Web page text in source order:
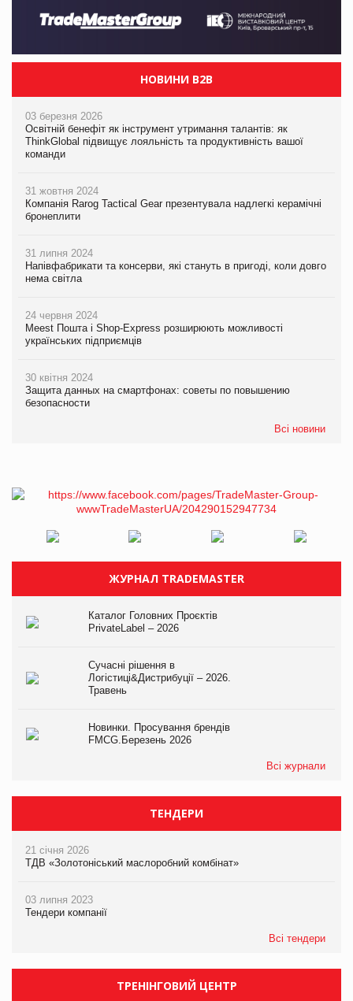
НОВИНИ B2B
03 березня 2026
Освітній бенефіт як інструмент утримання талантів: як
ThinkGlobal підвищує лояльність та продуктивність вашої
команди
31 жовтня 2024
Компанія Rarog Tactical Gear презентувала надлегкі керамічні
бронеплити
31 липня 2024
Напівфабрикати та консерви, які стануть в пригоді, коли довго
нема світла
24 червня 2024
Meest Пошта і Shop-Express розширюють можливості
українських підприємців
30 квітня 2024
Защита данных на смартфонах: советы по повышению
безопасности
Всі новини
ЖУРНАЛ TRADEMASTER
Каталог Головних Проєктів
PrivateLabel – 2026
Сучасні рішення в
Логістиці&Дистрибуції – 2026.
Травень
Новинки. Просування брендів
FMCG.Березень 2026
Всі журнали
ТЕНДЕРИ
21 січня 2026
ТДВ «Золотоніський маслоробний комбінат»
03 липня 2023
Тендери компанії
Всі тендери
ТРЕНІНГОВИЙ ЦЕНТР